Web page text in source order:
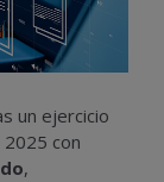
un ejercicio
con
,